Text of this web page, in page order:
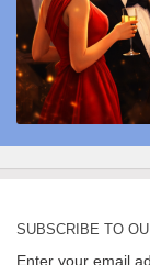
SUBSCRIBE TO
Enter your email